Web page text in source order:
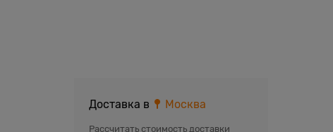
Доставка в Москва
Рассчитать стоимость доставки